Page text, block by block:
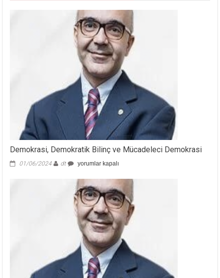
Demokrasi, Demokratik Bilinç ve Mücadeleci Demokrasi
01/06/2024 dt
Demokrasi,
Bilinç
ve
Mücadeleci
Demokrasi
için
yorumlar kapalı